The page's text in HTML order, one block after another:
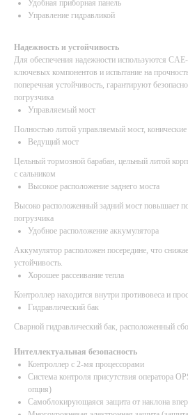
Удобная приборная панель
Управление гидравликой
Надежность и устойчивость
Для обеспечения надежности используются
ключевых компонентов и испытание на
поперечная устойчивость, гарантируют
погрузчика
Управляемый мост
Полностью литой управляемый мост,
Ведущий мост
Цельный тормозной барабан, цельный литой
с сальником
Высокое расположение заднего моста
Высоко расположенный задний мост повышает
погрузчика
Удобное расположение аккумулятора
Аккумулятор расположен посередине, что
устойчивость.
Хорошее рассеивание тепла
Контроллер находится внутри противовеса и
Гидравлический бак
Сварной гидравлический бак, расположенный
Интеллектуальная безопасность
Контроллер с 2-мя процессорами
Система контроля присутствия оператора
опция)
Самоблокирующаяся защита от наклона